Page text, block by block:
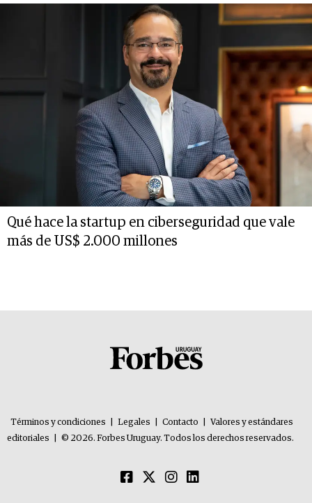
Qué hace la startup en ciberseguridad que vale
más de US$ 2.000 millones
Términos y condiciones Legales Contacto
Valores y estándares
editoriales
© 2026. Forbes Uruguay. Todos los derechos reservados.